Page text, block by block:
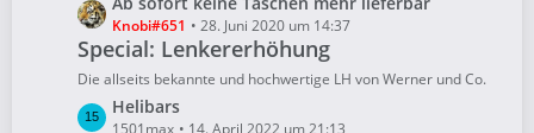
r
ä
g
e
e
i
t
r
ä
t
e
B
e
i
e
t
z
e
Knobi#651 28. Juni 2020 um 14:37
Special: Lenkererhöhung
Die allseits bekannte und hochwertige LH von Werner und Co.
L
Helibars
1501max 14. April 2022 um 21:13